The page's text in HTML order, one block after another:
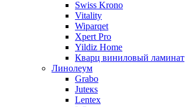
Swiss Krono
Vitality
Wiparqet
Xpert Pro
Yildiz Home
Кварц виниловый ламинат
Линолеум
Grabo
Juteкs
Lentex